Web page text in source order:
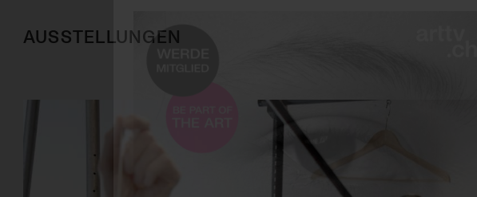
AUSSTELLUNGEN